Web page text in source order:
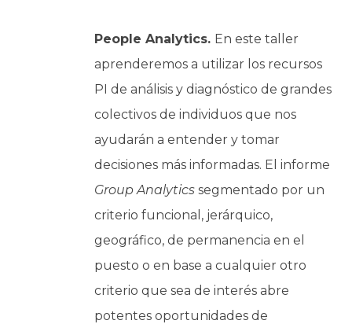
People Analytics. En este taller
aprenderemos a utilizar los recursos
PI de análisis y diagnóstico de grandes
colectivos de individuos que nos
ayudarán a entender y tomar
decisiones más informadas. El informe
Group Analytics segmentado por un
criterio funcional, jerárquico,
geográfico, de permanencia en el
puesto o en base a cualquier otro
criterio que sea de interés abre
potentes oportunidades de